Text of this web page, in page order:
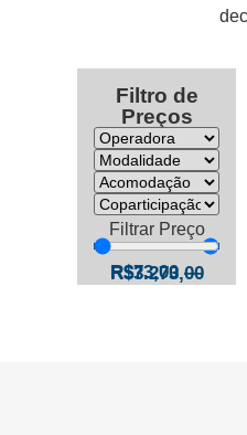
Filtro de
Preços
Filtrar Preço
R$73,00 —
R$3.273,00